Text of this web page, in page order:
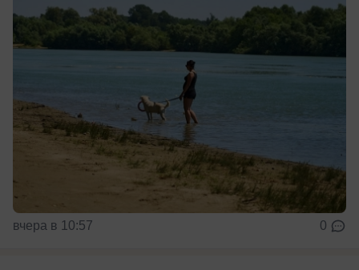
вчера в 10:57 0